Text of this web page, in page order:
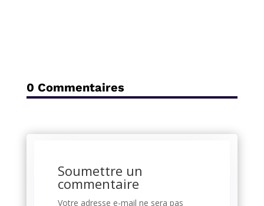
0 Commentaires
Soumettre un
commentaire
Votre adresse e-mail ne sera pas